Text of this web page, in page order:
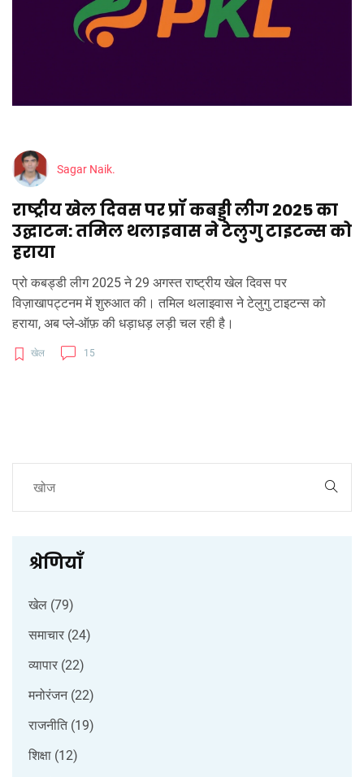
Sagar Naik.
राष्ट्रीय खेल दिवस पर प्रॉ कबड्डी लीग 2025 का
उद्घाटन: तमिल थलाइवास ने टेलुगु टाइटन्स को
हराया
प्रो कबड्डी लीग 2025 ने 29 अगस्त राष्ट्रीय खेल दिवस पर
विज़ाखापट्टनम में शुरुआत की। तमिल थलाइवास ने टेलुगु टाइटन्स को
हराया, अब प्ले‑ऑफ़ की धड़ाधड़ लड़ी चल रही है।
खेल 15
श्रेणियाँ
खेल (79)
समाचार (24)
व्यापार (22)
मनोरंजन (22)
राजनीति (19)
शिक्षा (12)